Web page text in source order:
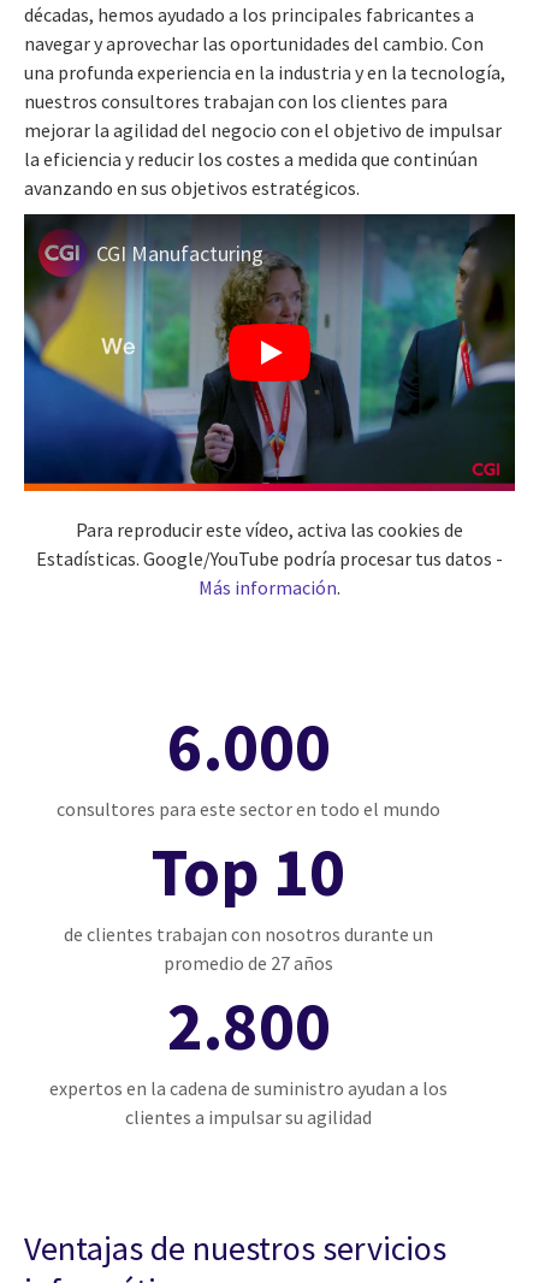
décadas, hemos ayudado a los principales fabricantes a
navegar y aprovechar las oportunidades del cambio. Con
una profunda experiencia en la industria y en la tecnología,
nuestros consultores trabajan con los clientes para
mejorar la agilidad del negocio con el objetivo de impulsar
la eficiencia y reducir los costes a medida que continúan
avanzando en sus objetivos estratégicos.
CGI Manufacturing
Para reproducir este vídeo, activa las cookies de
Estadísticas. Google/YouTube podría procesar tus datos -
Más información.
6.000
consultores para este sector en todo el mundo
Top 10
de clientes trabajan con nosotros durante un
promedio de 27 años
2.800
expertos en la cadena de suministro ayudan a los
clientes a impulsar su agilidad
Ventajas de nuestros servicios